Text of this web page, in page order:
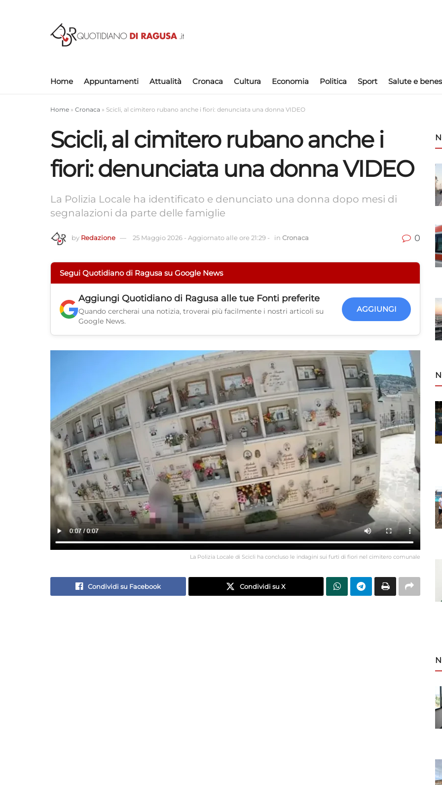
Home Appuntamenti Attualità Cronaca Cultura Economia Politica Sport Salute e
Home » Cronaca » Scicli, al cimitero rubano anche i fiori: denunciata una donna VIDEO
Scicli, al cimitero rubano anche i
fiori: denunciata una donna VIDEO
La Polizia Locale ha identificato e denunciato una donna dopo mesi di
segnalazioni da parte delle famiglie
by Redazione 25 Maggio 2026 - Aggiornato alle ore 21:29 - in Cronaca 0
Segui Quotidiano di Ragusa su Google News
Aggiungi Quotidiano di Ragusa alle tue Fonti preferite
Quando cercherai una notizia, troverai più facilmente i nostri articoli su
Google News.
AGGIUNGI
La Polizia Locale di Scicli ha concluso le indagini sui furti di fiori nel cimitero comunale
Condividi su Facebook Condividi su X